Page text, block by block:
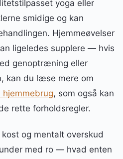
yoga eller
smidige og kan
Hjemmeøvelser
ligeledes supplere — hvis
genoptræning eller
kan du læse mere om
, som også kan
rette forholdsregler.
og mentalt overskud
med ro — hvad enten